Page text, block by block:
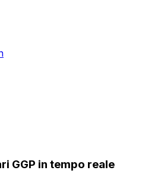
GGP in tempo reale